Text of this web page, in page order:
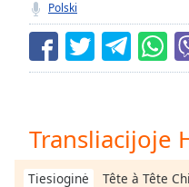
live,
currently
behind
LIVE
Remaining
Playback
Polski
Transliacijoje
Tiesioginė Tête à Tête